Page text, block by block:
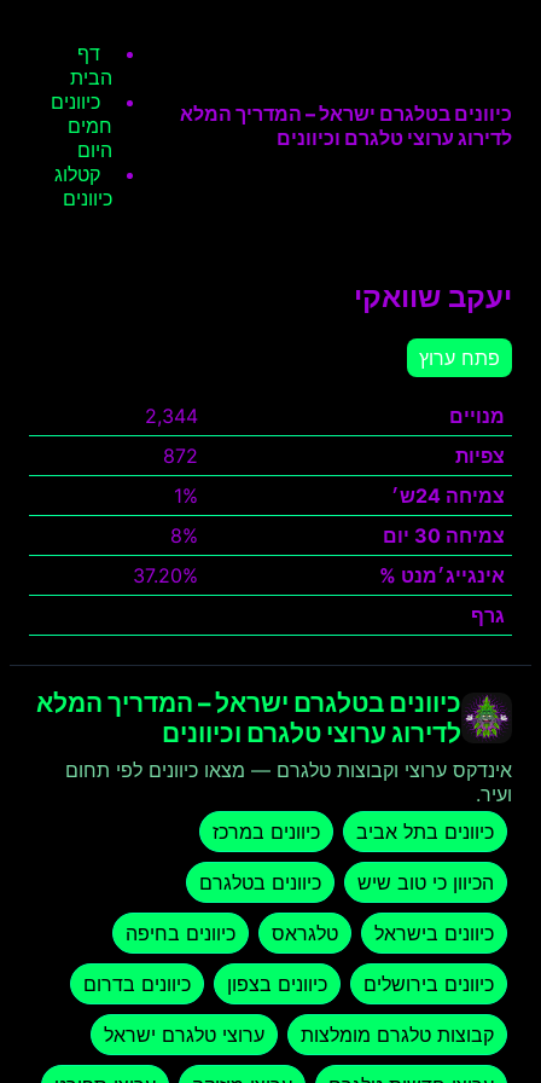
כיוונים בטלגרם ישראל – המדריך המלא
לדירוג ערוצי טלגרם וכיוונים
דף
הבית
כיוונים
חמים
היום
קטלוג
כיוונים
יעקב שוואקי
פתח ערוץ
מנויים
2,344
צפיות
872
צמיחה 24ש׳
1%
צמיחה 30 יום
8%
אינגייג׳מנט %
37.20%
גרף
כיוונים בטלגרם ישראל – המדריך המלא
לדירוג ערוצי טלגרם וכיוונים
אינדקס ערוצי וקבוצות טלגרם — מצאו כיוונים לפי תחום
ועיר.
כיוונים בתל אביב
כיוונים במרכז
הכיוון כי טוב שיש כיוונים בטלגרם
כיוונים בישראל טלגראס כיוונים בחיפה
כיוונים בירושלים כיוונים בצפון כיוונים בדרום
קבוצות טלגרם מומלצות ערוצי טלגרם ישראל